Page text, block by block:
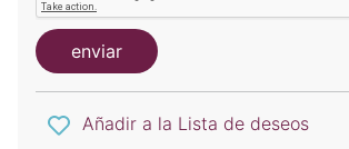
enviar
Añadir a la Lista de deseos